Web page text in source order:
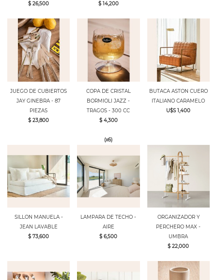
$ 26,500
$ 14,200
JUEGO DE CUBIERTOS
JAY GINEBRA - 87
PIEZAS
$ 23,800
COPA DE CRISTAL
BORMIOLI JAZZ -
TRAGOS - 300 CC
$ 4,300
(x6)
BUTACA ASTON CUERO
ITALIANO CARAMELO
U$S 1,400
SILLON MANUELA -
JEAN LAVABLE
$ 73,600
LAMPARA DE TECHO -
AIRE
$ 6,500
ORGANIZADOR Y
PERCHERO MAX -
UMBRA
$ 22,000